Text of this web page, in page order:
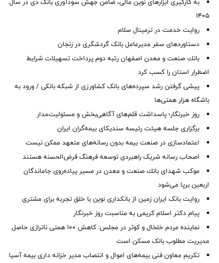
1405
روایت خدمت در ترمینال سلام
دستاوردهای سفر مدیرعامل بانک گردشگری در زنجان
بانك صنعت و معدن اصفهان رتبه دوم پرداخت تسهیلات شرایط
اضطرار استان را كسب كرد
پیشی گرفتن رشد سپرده‌های بانک کشاورزی از شبکه بانکی / ورود به
باشگاه هزار همتی‌ها
روز خبرنگار؛ پاسداشت قلم‌های آگاهی‌بخش و مسئولیت‌مدار
برگزاری جلسه هیئت رئیسه سندیکای بیمه‌گران ایران
اعتمادسازی در صنعت بیمه بدون رسانه‌های متعهد ممکن نیست
اصحاب رسانه شریک راهبردی توسعه فرهنگ قرض‌الحسنه هستند
موكب شهدای بانك صنعت و معدن در مسیر پیاده‌روی جاماندگان
اربعین برپا می‌شود
روایت بانک ایران زمین از بانکداری نوین با خلق تجربه برای مشتری
پیام دکتر اسلام کریمی به مناسبت روز خبرنگار
نماینده مردم خلخال و کوثر در مجلس: کاهش ۱۰۰ همتی ناترازی حاصل
مدیریت مطلوب بانک مسکن است
تکریم معاون فنی بیمه‌های اموال و انتصاب مدیر خزانه داری بیمه آسیا